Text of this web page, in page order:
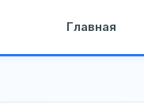
Главная